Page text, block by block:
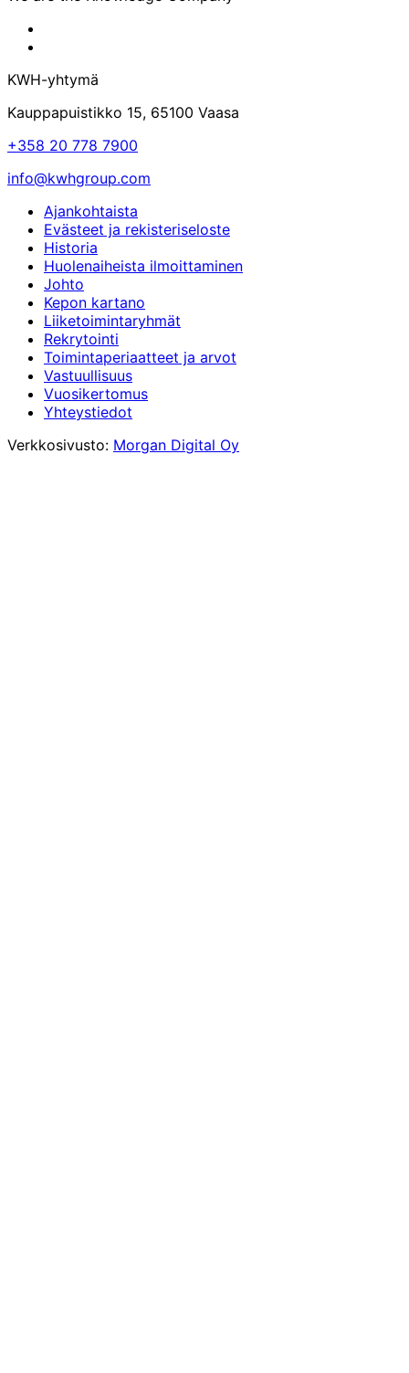
sivu
LinkedIn-
KWH-yhtymä
Kauppapuistikko 15, 65100 Vaasa
+358 20 778 7900
info@kwhgroup.com
Ajankohtaista
Evästeet ja rekisteriseloste
Historia
Huolenaiheista ilmoittaminen
Johto
Kepon kartano
Liiketoimintaryhmät
Rekrytointi
Toimintaperiaatteet ja arvot
Vastuullisuus
Vuosikertomus
Yhteystiedot
Verkkosivusto: Morgan Digital Oy